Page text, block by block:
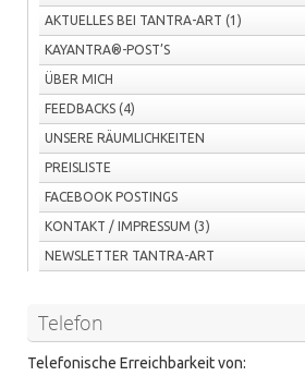
AKTUELLES BEI TANTRA-ART (1)
KAYANTRA®-POST’S
ÜBER MICH
FEEDBACKS (4)
UNSERE RÄUMLICHKEITEN
PREISLISTE
FACEBOOK POSTINGS
KONTAKT / IMPRESSUM (3)
NEWSLETTER TANTRA-ART
Telefon
Telefonische Erreichbarkeit von: